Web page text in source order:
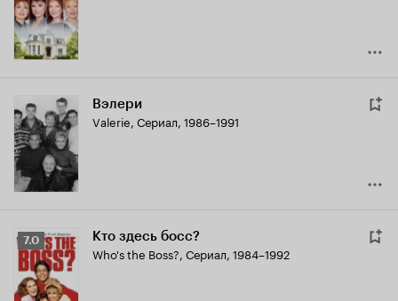
Вэлери
Valerie, Сериал, 1986–1991
Рейтинг
Кинопоиска
7.0
7.0 Кто здесь босс?
Who's the Boss?, Сериал, 1984–1992